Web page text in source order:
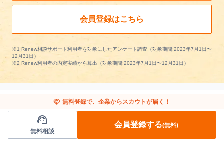
会員登録はこちら
※1 Renew相談サポート利用者を対象にしたアンケート調査（対象期間:2023年7月1日〜
12月31日）
※2 Renew利用者の内定実績から算出（対象期間:2023年7月1日〜12月31日）
他の条件から長期インターンを探す
handshake 無料登録で、企業からスカウトが届く！
support_agent
無料相談
会員登録する(無料)